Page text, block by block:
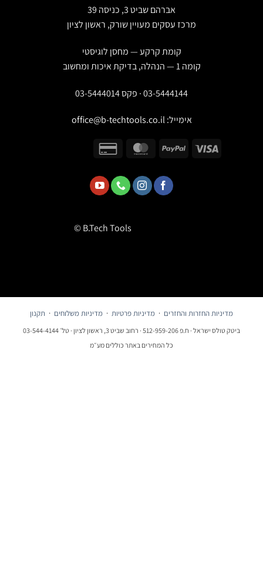
אברהם שביט 3, כניסה 39
מרכז עסקים מעויין שורק, ראשון לציון
קומת קרקע — מחסן לוגיסטי
03-5444144 · פקס 03-5444014
אימייל:office@b-techtools.co.il
© B.Tech Tools
מדיניות החזרות והחזרים ·מדיניות פרטיות·מדיניות משלוחים·תקנון
ביטק טולס ישראל · ח.פ 512-959-206 · רחוב שביט 3, ראשון לציון · טל׳ 03-544-4144
כל המחירים באתר כוללים מע״מ